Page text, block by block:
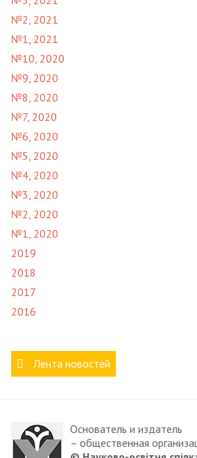
№2, 2021
№1, 2021
№10, 2020
№9, 2020
№8, 2020
№7, 2020
№6, 2020
№5, 2020
№4, 2020
№3, 2020
№2, 2020
№1, 2020
2019
2018
2017
2016
Лента новостей
Основатель и издатель
– общественная